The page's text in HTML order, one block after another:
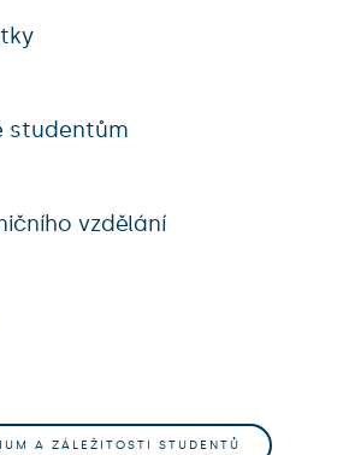
studentům
vzdělání
A ZÁLEŽITOSTI STUDENTŮ